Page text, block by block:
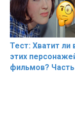
Тест: Хватит ли
этих
фильмов?